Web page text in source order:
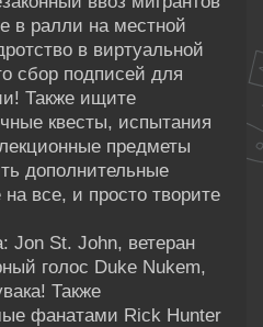
в ралли на местной
в виртуальной
сбор подписей для
Также ищите
квесты, испытания
предметы
дополнительные
все, и просто творите
Jon St. John, ветеран
голос Duke Nukem,
Также
фанатами Rick Hunter